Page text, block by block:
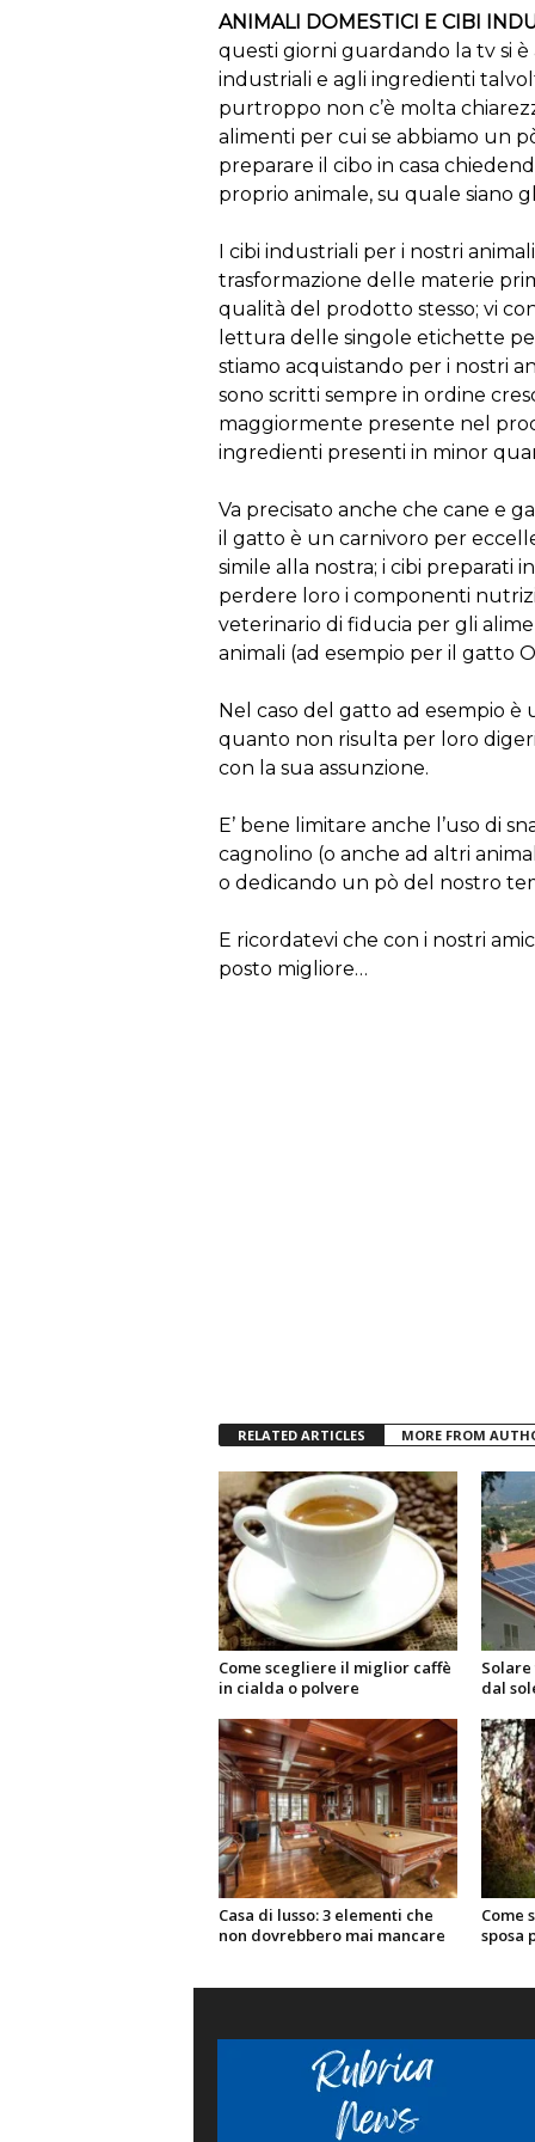
ANIMALI DOMESTICI E CIBI
questi giorni guardando la tv si
industriali e agli ingredienti
purtroppo non c’è molta
alimenti per cui se abbiamo un
preparare il cibo in casa
proprio animale, su quale siano
I cibi industriali per i nostri
trasformazione delle materie
qualità del prodotto stesso; vi
lettura delle singole etichette
stiamo acquistando per i nostri
sono scritti sempre in ordine
maggiormente presente nel
ingredienti presenti in minor
Va precisato anche che cane e
il gatto è un carnivoro per
simile alla nostra; i cibi preparati
perdere loro i componenti
veterinario di fiducia per gli
animali (ad esempio per il gatto
Nel caso del gatto ad esempio
quanto non risulta per loro
con la sua assunzione.
E’ bene limitare anche l’uso di
cagnolino (o anche ad altri
o dedicando un pò del nostro
E ricordatevi che con i nostri
posto migliore…
RELATED ARTICLES MORE FROM
Come scegliere il miglior caffè
in cialda o polvere
dal
Casa di lusso: 3 elementi che
non dovrebbero mai mancare
Come
sposa